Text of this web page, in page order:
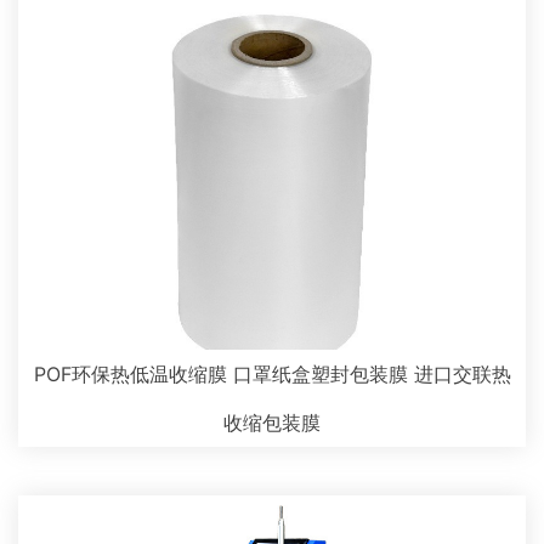
POF环保热低温收缩膜 口罩纸盒塑封包装膜 进口交联热
收缩包装膜